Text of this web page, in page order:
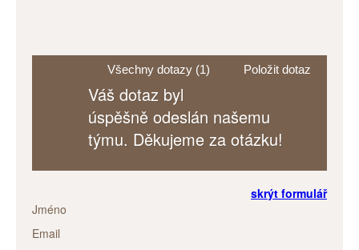
Položit dotaz
Všechny dotazy (1)
Váš dotaz byl
úspěšně odeslán našemu
týmu. Děkujeme za otázku!
skrýt formulář
Jméno
Email